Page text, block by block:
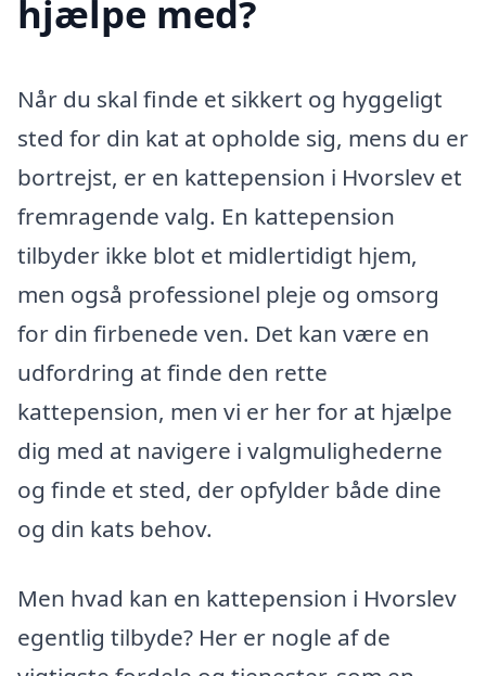
hjælpe med?
Når du skal finde et sikkert og hyggeligt
sted for din kat at opholde sig, mens du er
bortrejst, er en kattepension i Hvorslev et
fremragende valg. En kattepension
tilbyder ikke blot et midlertidigt hjem,
men også professionel pleje og omsorg
for din firbenede ven. Det kan være en
udfordring at finde den rette
kattepension, men vi er her for at hjælpe
dig med at navigere i valgmulighederne
og finde et sted, der opfylder både dine
og din kats behov.
Men hvad kan en kattepension i Hvorslev
egentlig tilbyde? Her er nogle af de